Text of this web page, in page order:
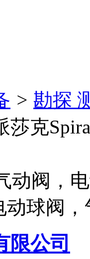
> 勘探
莎克
动阀，
球阀，
限公司